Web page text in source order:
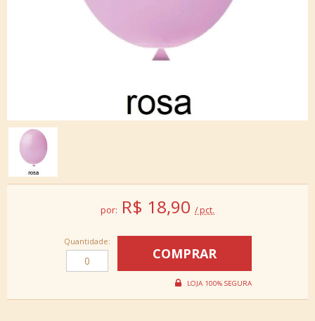
por: R$ 18,90 / pct.
Quantidade: